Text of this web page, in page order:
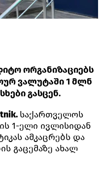
ორგანიზაციებს
ვალუტაში 1 მლნ
გასცენ.
საქართველოს
1-ელი ივლისიდან
ამკაცრებს და
გაცემაზე ახალ